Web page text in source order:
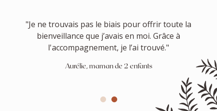
"Je ne trouvais pas le biais pour offrir toute la
bienveillance que j’avais en moi. Grâce à
l'accompagnement, je l’ai trouvé."
Aurélie, maman de 2 enfants